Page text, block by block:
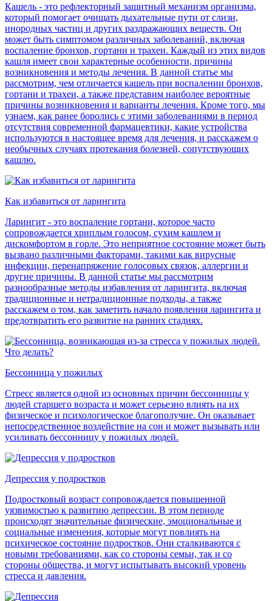
Кашель - это рефлекторный защитный механизм организма,
который помогает очищать дыхательные пути от слизи,
инородных частиц и других раздражающих веществ. Он
может быть симптомом различных заболеваний, включая
воспаление бронхов, гортани и трахеи. Каждый из этих видов
кашля имеет свои характерные особенности, причины
возникновения и методы лечения. В данной статье мы
рассмотрим, чем отличается кашель при воспалении бронхов,
гортани и трахеи, а также представим наиболее вероятные
причины возникновения и варианты лечения. Кроме того, мы
узнаем, как ранее боролись с этими заболеваниями в период
отсутствия современной фармацевтики, какие устройства
используются в настоящее время для лечения, и расскажем о
необычных случаях протекания болезней, сопутствующих
кашлю.
Как избавиться от ларингита
Ларингит - это воспаление гортани, которое часто
сопровождается хриплым голосом, сухим кашлем и
дискомфортом в горле. Это неприятное состояние может быть
вызвано различными факторами, такими как вирусные
инфекции, перенапряжение голосовых связок, аллергии и
другие причины. В данной статье мы рассмотрим
разнообразные методы избавления от ларингита, включая
традиционные и нетрадиционные подходы, а также
расскажем о том, как заметить начало появления ларингита и
предотвратить его развитие на ранних стадиях.
Бессонница у пожилых
Стресс является одной из основных причин бессонницы у
людей старшего возраста и может серьезно влиять на их
физическое и психологическое благополучие. Он оказывает
непосредственное воздействие на сон и может вызывать или
усиливать бессонницу у пожилых людей.
Депрессия у подростков
Подростковый возраст сопровождается повышенной
уязвимостью к развитию депрессии. В этом периоде
происходят значительные физические, эмоциональные и
социальные изменения, которые могут повлиять на
психическое состояние подростков. Они сталкиваются с
новыми требованиями, как со стороны семьи, так и со
стороны общества, и могут испытывать высокий уровень
стресса и давления.